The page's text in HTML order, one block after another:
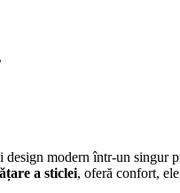
modern într-un singur
a sticlei, oferă confort,